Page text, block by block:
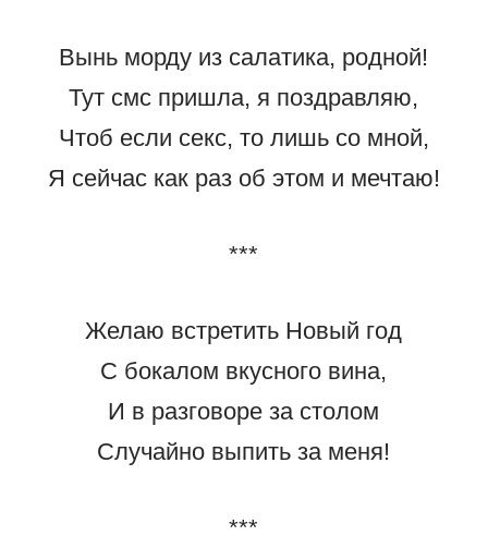
Вынь морду из салатика, родной!
Тут смс пришла, я поздравляю,
Чтоб если секс, то лишь со мной,
Я сейчас как раз об этом и мечтаю!
***
Желаю встретить Hовый год
С бокалом вкусного вина,
И в разговоре за столом
Случайно выпить за меня!
***